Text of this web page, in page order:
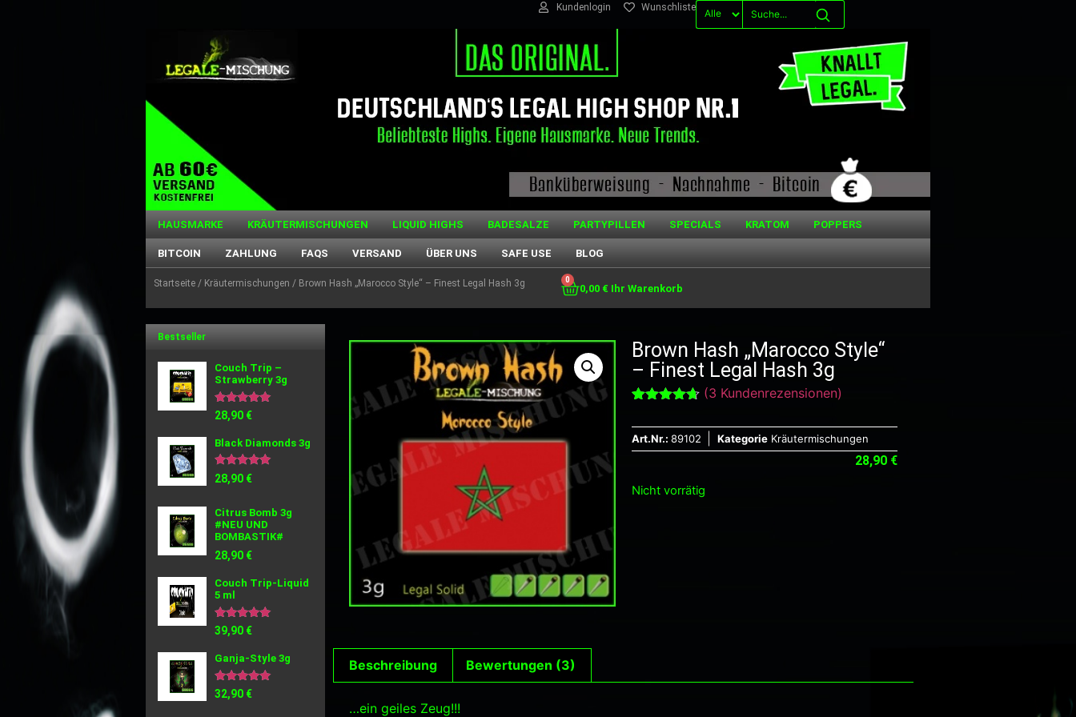
Kundenlogin Wunschliste
HAUSMARKE KRÄUTERMISCHUNGEN LIQUID HIGHS BADESALZE PARTYPILLEN SPECIALS KRATOM POPPERS
BITCOIN ZAHLUNG FAQS VERSAND ÜBER UNS SAFE USE BLOG
Startseite / Kräutermischungen / Brown Hash „Marocco Style“ – Finest Legal Hash 3g 0,00 €
0
Bestseller
Couch Trip –
Strawberry 3g
Bewertet
mit
von 5
28,90 €
Black Diamonds 3g
Bewertet
mit
von 5
28,90 €
Citrus Bomb 3g
#NEU UND
BOMBASTIK#
28,90 €
Couch Trip-Liquid
5 ml
Bewertet
mit
von 5
39,90 €
Ganja-Style 3g
Bewertet
mit
32,90 €
Brown Hash „Marocco Style“
– Finest Legal Hash 3g
mit4.67
von 5,
basierend
(3 Kundenrezensionen)
Art.Nr.: 89102 Kategorie Kräutermischungen
28,90 €
Nicht vorrätig
Beschreibung Bewertungen (3)
…ein geiles Zeug!!!